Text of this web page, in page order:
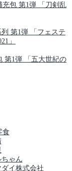
充包 第1弾 「刀剣乱
列 第1弾 「フェステ
」
第1弾 「五大世紀の
食
ちゃん
ダイ株式会社